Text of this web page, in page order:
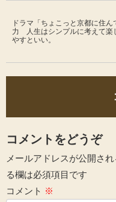
ドラマ「ちょこっと京都に住ん
力 人生はシンプルに考えて楽
やすといい。
コメントをどうぞ
メールアドレスが公開さ
る欄は必須項目です
コメント ※